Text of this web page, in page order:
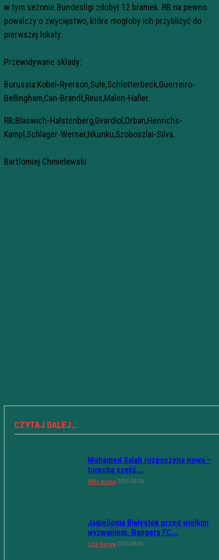
w tym sezonie Bundesligi zdobył 12 bramek. RB na pewno
powalczy o zwycięstwo, które mogłoby ich przybliżyć do
pierwszej lokaty.
Przewidywane składy:
Borussia:Kobel-Ryerson,Sule,Schlotterbeck,Guerreiro-
Bellingham,Can-Brandt,Reus,Malen-Haller.
RB:Blaswich-Halstenberg,Gvardiol,Orban,Henrichs-
Kampl,Schlager-Werner,Nkunku,Szoboszlai-Silva.
Bartłomiej Chmielewski
CZYTAJ DALEJ...
Mohamed Salah rozpoczyna nową –
turecką część...
Piłka Nożna 2026-08-06
Jagiellonia Białystok przed wielkim
wyzwaniem. Rangers FC...
Liga Europy 2026-08-05